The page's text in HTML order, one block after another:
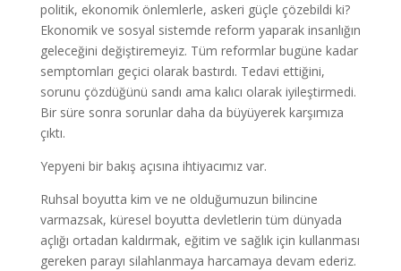
politik, ekonomik önlemlerle, askeri güçle çözebildi ki?
Ekonomik ve sosyal sistemde reform yaparak insanlığın
geleceğini değiştiremeyiz. Tüm reformlar bugüne kadar
semptomları geçici olarak bastırdı. Tedavi ettiğini,
sorunu çözdüğünü sandı ama kalıcı olarak iyileştirmedi.
Bir süre sonra sorunlar daha da büyüyerek karşımıza
çıktı.
Yepyeni bir bakış açısına ihtiyacımız var.
Ruhsal boyutta kim ve ne olduğumuzun bilincine
varmazsak, küresel boyutta devletlerin tüm dünyada
açlığı ortadan kaldırmak, eğitim ve sağlık için kullanması
gereken parayı silahlanmaya harcamaya devam ederiz.